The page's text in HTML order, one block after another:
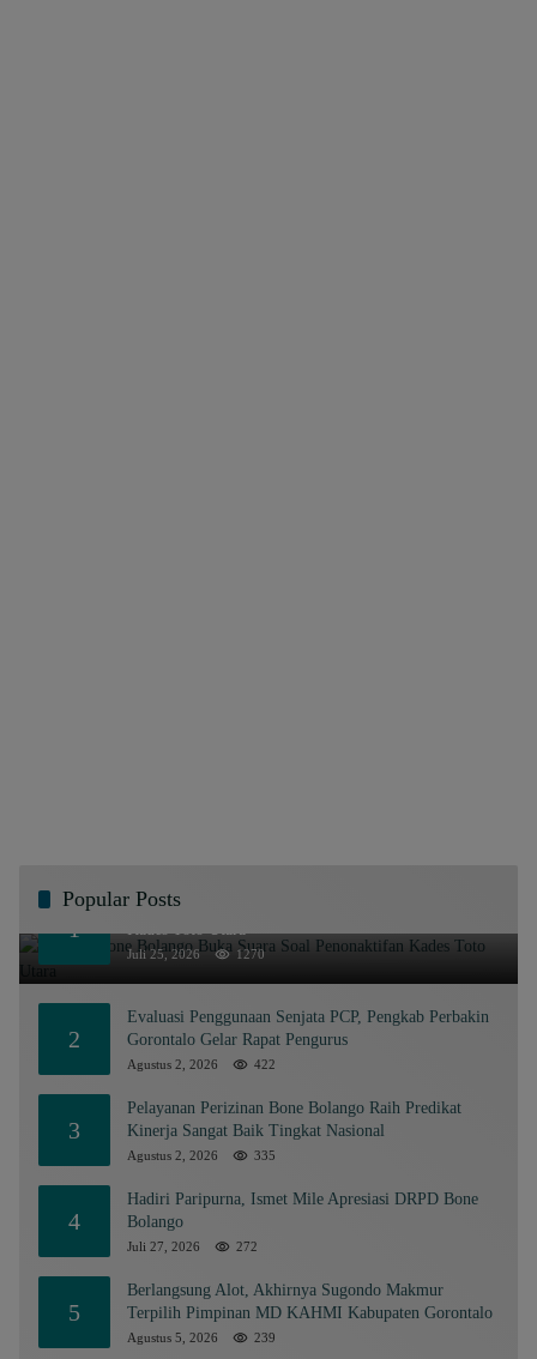
Popular Posts
1
Pemkab Bone Bolango Buka Suara Soal Penonaktifan
Juli 25, 2026 1270
2
Evaluasi Penggunaan Senjata PCP, Pengkab Perbakin
Gorontalo Gelar Rapat Pengurus
Agustus 2, 2026 422
3
Pelayanan Perizinan Bone Bolango Raih Predikat
Kinerja Sangat Baik Tingkat Nasional
Agustus 2, 2026 335
4
Hadiri Paripurna, Ismet Mile Apresiasi DRPD Bone
Bolango
Juli 27, 2026 272
5
Berlangsung Alot, Akhirnya Sugondo Makmur
Terpilih Pimpinan MD KAHMI Kabupaten Gorontalo
Agustus 5, 2026 239